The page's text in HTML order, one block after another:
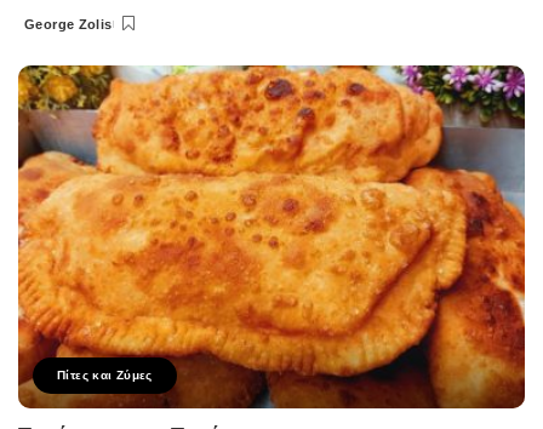
Posted
George Zolis
Πίτες και Ζύμες